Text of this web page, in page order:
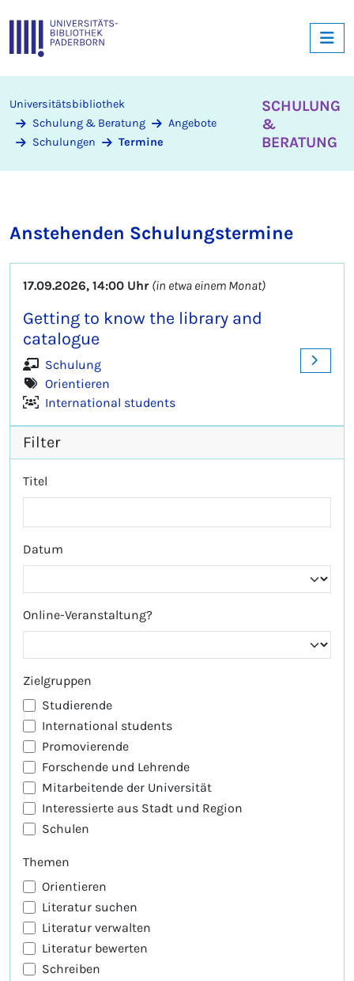
Universitätsbibliothek
Schulung & Beratung
Angebote
Schulungen
Termine
SCHULUNG
&
BERATUNG
Anstehenden Schulungstermine
17.09.2026, 14:00 Uhr (in etwa einem Monat)
Getting to know the library and
catalogue
Schulung
Orientieren
International students
Filter
Titel
Datum
Online-Veranstaltung?
Zielgruppen
Studierende
International students
Promovierende
Forschende und Lehrende
Mitarbeitende der Universität
Interessierte aus Stadt und Region
Schulen
Themen
Orientieren
Literatur suchen
Literatur verwalten
Literatur bewerten
Schreiben